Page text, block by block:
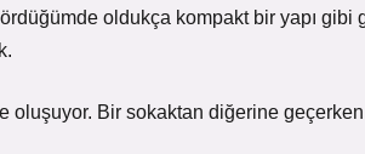
oldukça kompakt bir yapı
Bir sokaktan diğerine geçerken